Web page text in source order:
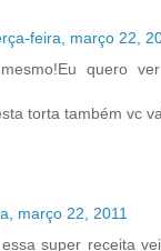
feira, março 22,
quero
torta também vc
março 22, 2011
super receita